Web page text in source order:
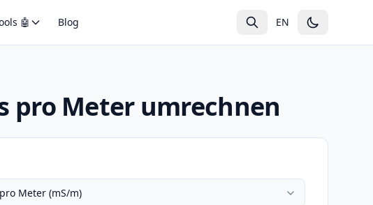
🤖 Blog EN
pro Meter umrechnen